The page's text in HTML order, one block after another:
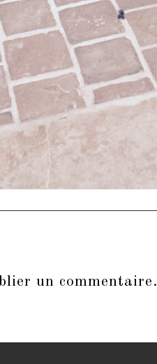
un commentaire.